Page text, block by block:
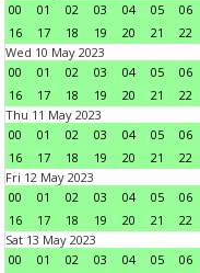
00
01 02 03 04 05 06
16
17 18 19 20 21 22
Wed 10 May 2023
00
01 02 03 04 05 06
16
17 18 19 20 21 22
Thu 11 May 2023
00
01 02 03 04 05 06
16
17 18 19 20 21 22
Fri 12 May 2023
00
01 02 03 04 05 06
16
17 18 19 20 21 22
Sat 13 May 2023
00
01 02 03 04 05 06